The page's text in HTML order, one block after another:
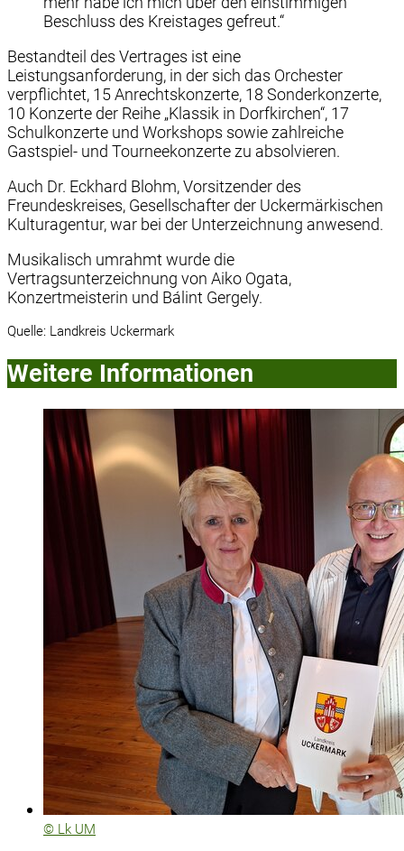
Beschluss des Kreistages gefreut.“
Bestandteil des Vertrages ist eine
Leistungsanforderung, in der sich das Orchester
verpflichtet, 15 Anrechtskonzerte, 18 Sonderkonzerte,
10 Konzerte der Reihe „Klassik in Dorfkirchen“, 17
Schulkonzerte und Workshops sowie zahlreiche
Gastspiel- und Tourneekonzerte zu absolvieren.
Auch Dr. Eckhard Blohm, Vorsitzender des
Freundeskreises, Gesellschafter der Uckermärkischen
Kulturagentur, war bei der Unterzeichnung anwesend.
Musikalisch umrahmt wurde die
Vertragsunterzeichnung von Aiko Ogata,
Konzertmeisterin und Bálint Gergely.
Quelle: Landkreis Uckermark
Weitere Informationen
© Lk UM